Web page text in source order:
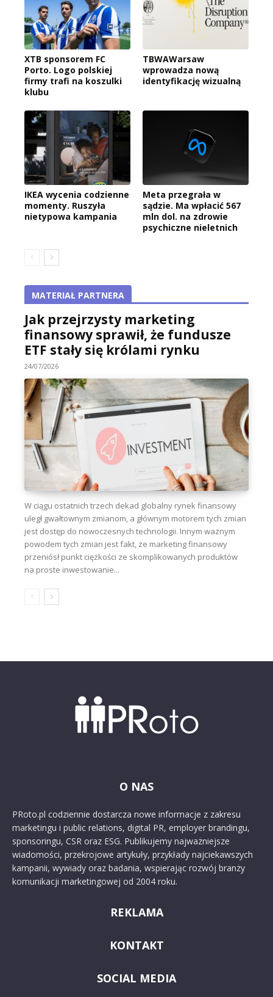
XTB sponsorem FC
Porto. Logo polskiej
firmy trafi na koszulki
klubu
TBWAWarsaw
wprowadza nową
identyfikację wizualną
IKEA wycenia codzienne
momenty. Ruszyła
nietypowa kampania
Meta przegrała w
sądzie. Ma wpłacić 567
mln dol. na zdrowie
psychiczne nieletnich
MATERIAŁ PARTNERA
Jak przejrzysty marketing
finansowy sprawił, że fundusze
ETF stały się królami rynku
24/07/2026
W ciągu ostatnich trzech dekad globalny rynek finansowy
uległ gwałtownym zmianom, a głównym motorem tych zmian
jest dostęp do nowoczesnych technologii. Innym ważnym
powodem tych zmian jest fakt, że marketing finansowy
przeniósł punkt ciężkości ze skomplikowanych produktów
na proste inwestowanie...
O NAS
PRoto.pl codziennie dostarcza nowe informacje z zakresu
marketingu i public relations, digital PR, employer brandingu,
sponsoringu, CSR oraz ESG. Publikujemy najważniejsze
wiadomości, przekrojowe artykuły, przykłady najciekawszych
kampanii, wywiady oraz badania, wspierając rozwój branży
komunikacji marketingowej od 2004 roku.
REKLAMA
KONTAKT
SOCIAL MEDIA